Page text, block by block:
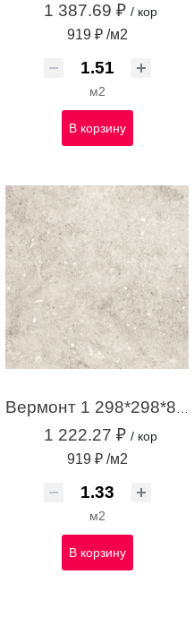
1 387.69 ₽ / кор
919 ₽ /м2
м2
В корзину
1 222.27 ₽ / кор
919 ₽ /м2
м2
В корзину